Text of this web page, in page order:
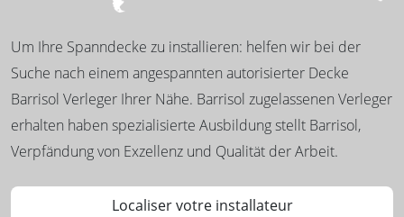
Um Ihre Spanndecke zu installieren: helfen wir bei der
Suche nach einem angespannten autorisierter Decke
Barrisol Verleger Ihrer Nähe. Barrisol zugelassenen Verleger
erhalten haben spezialisierte Ausbildung stellt Barrisol,
Verpfändung von Exzellenz und Qualität der Arbeit.
Localiser votre installateur